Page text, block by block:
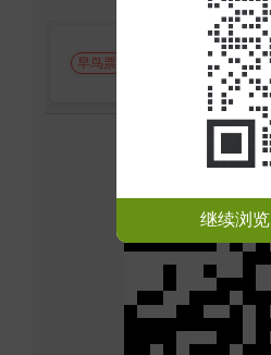
早鸟票 不限人群特惠票
继续浏览